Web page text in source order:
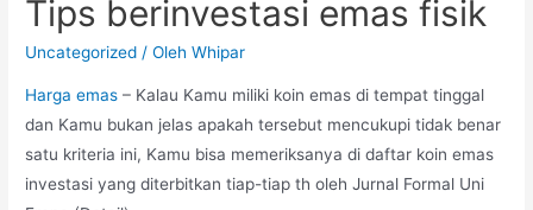
Tips berinvestasi emas fisik
Uncategorized / OlehWhipar
Harga emas – Kalau Kamu miliki koin emas di tempat tinggal
dan Kamu bukan jelas apakah tersebut mencukupi tidak benar
satu kriteria ini, Kamu bisa memeriksanya di daftar koin emas
investasi yang diterbitkan tiap-tiap th oleh Jurnal Formal Uni